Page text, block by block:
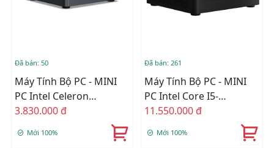
Đã bán: 50
Máy Tính Bộ PC - MINI
PC Intel Celeron
J4005/Intel UHD
Option/Ổ Cứng Option
3.830.000 đ
Mới 100%
Đã bán: 261
Máy Tính Bộ PC - MINI
PC Intel Core I5-
1135G7/Intel Iris Xe
Graphics/Ram Option/Ổ
Cứng Option/Dos
11.550.000 đ
Mới 100%